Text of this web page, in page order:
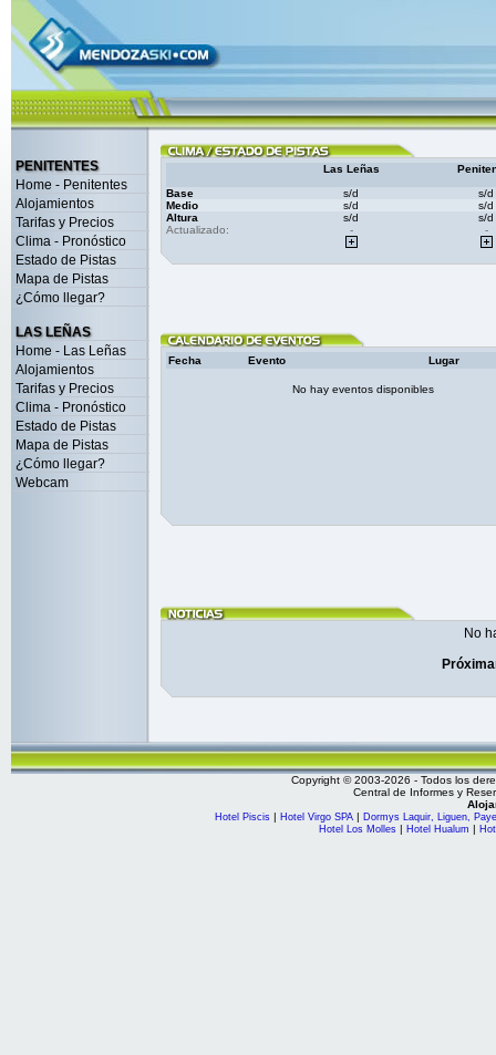
PENITENTES
Home - Penitentes
Alojamientos
Tarifas y Precios
Clima - Pronóstico
Estado de Pistas
Mapa de Pistas
¿Cómo llegar?
LAS LEÑAS
Home - Las Leñas
Alojamientos
Tarifas y Precios
Clima - Pronóstico
Estado de Pistas
Mapa de Pistas
¿Cómo llegar?
Webcam
Las Leñas
Base
s/d
s/d
Medio
s/d
s/d
Altura
s/d
s/d
Actualizado:
- -
Fecha Evento Lugar
No hay eventos disponibles
No
Copyright © 2003-2026 - Todos los
Central de Informes y
Hotel Piscis | Hotel Virgo SPA | Dormys Laquir, Liguen,
Hotel Los Molles| Hotel Hualum |